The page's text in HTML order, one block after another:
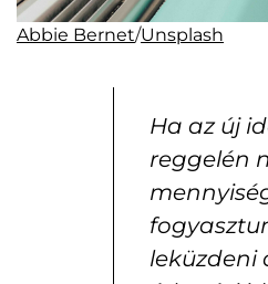
Abbie Bernet/Unsplash
Ha az új
reggelén
leküzdeni